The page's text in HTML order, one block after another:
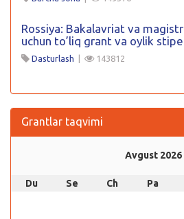
Rossiya: Bakalavriat va
uchun to’liq grant va oylik
Dasturlash | 143812
Grantlar taqvimi
Avgust 2026
Du Se Ch Pa